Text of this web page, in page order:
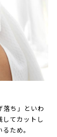
落ち」といわ
してカットし
ため。